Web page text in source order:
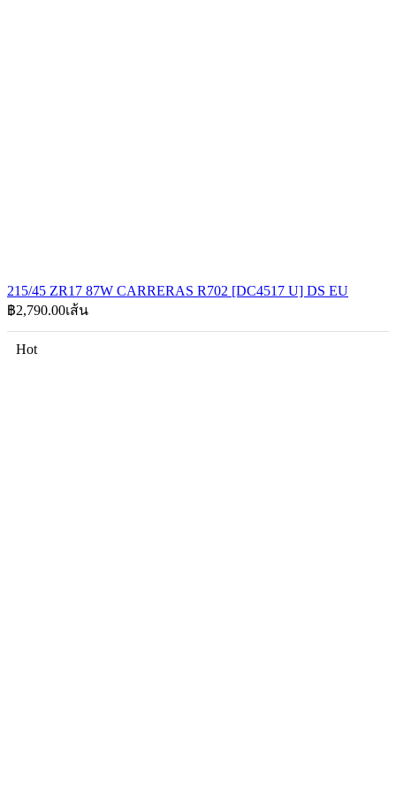
215/45 ZR17 87W CARRERAS R702 [DC4517 U] DS EU
฿2,790.00เส้น
Hot